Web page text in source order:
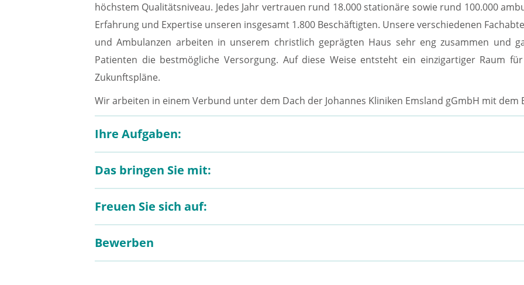
höchstem Qualitätsniveau. Jedes Jahr vertrauen rund 18.000 stationäre sowie rund 100.000
Erfahrung und Expertise unseren insgesamt 1.800 Beschäftigten. Unsere verschiedenen
und Ambulanzen arbeiten in unserem christlich geprägten Haus sehr eng zusammen und
Patienten die bestmögliche Versorgung. Auf diese Weise entsteht ein einzigartiger Raum
Zukunftspläne.
Wir arbeiten in einem Verbund unter dem Dach der Johannes Kliniken Emsland gGmbH mit
Ihre Aufgaben:
Das bringen Sie mit:
Freuen Sie sich auf:
Bewerben